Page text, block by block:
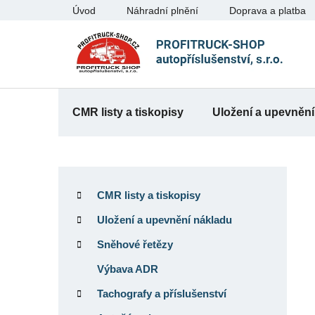
Úvod Náhradní plnění Doprava a platba
CMR listy a tiskopisy Uložení a
kategorie
CMR listy a tiskopisy
Uložení a upevnění nákladu
Sněhové řetězy
Výbava ADR
Tachografy a příslušenství